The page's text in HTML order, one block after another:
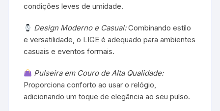
condições leves de umidade.
Design Moderno e Casual:Combinando estilo
e versatilidade, o LIGE é adequado para ambientes
casuais e eventos formais.
Pulseira em Couro de Alta Qualidade:
Proporciona conforto ao usar o relógio,
adicionando um toque de elegância ao seu pulso.